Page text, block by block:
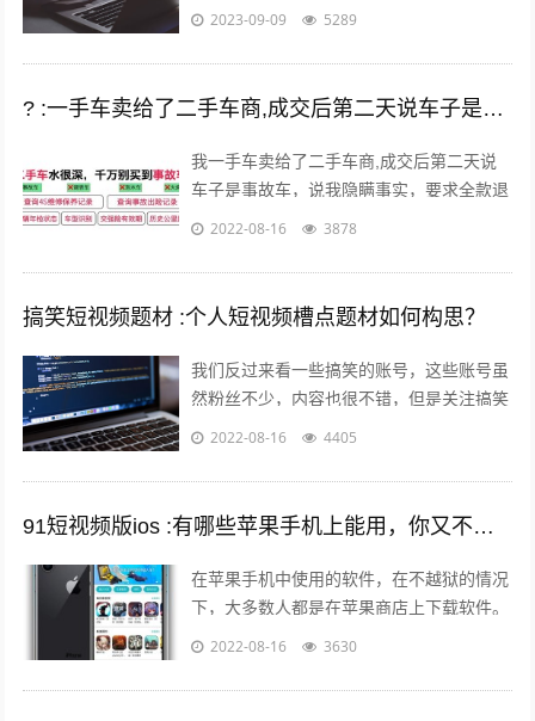
2023-09-09 5289
? :一手车卖给了二手车商,成交后第二天说车子是事故车，说隐瞒事实？
我一手车卖给了二手车商,成交后第二天说
车子是事故车，说我隐瞒事实，要求全款退
车，我该怎么办？ 报警处理。二手车行在
2022-08-16 3878
搞笑短视频题材 :个人短视频槽点题材如何构思？
我们反过来看一些搞笑的账号，这些账号虽
然粉丝不少，内容也很不错，但是关注搞笑
账号的用户，大多数都是为了开心的，所以
2022-08-16 4405
91短视频版ios :有哪些苹果手机上能用，你又不愿意让人知道的好用的app呢？
在苹果手机中使用的软件，在不越狱的情况
下，大多数人都是在苹果商店上下载软件。
但是还有其他的方法可以让你的手机中安装
2022-08-16 3630